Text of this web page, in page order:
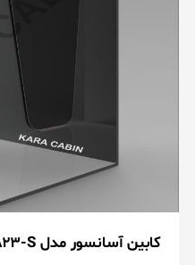
کابین آسانسور مدل KA23-S